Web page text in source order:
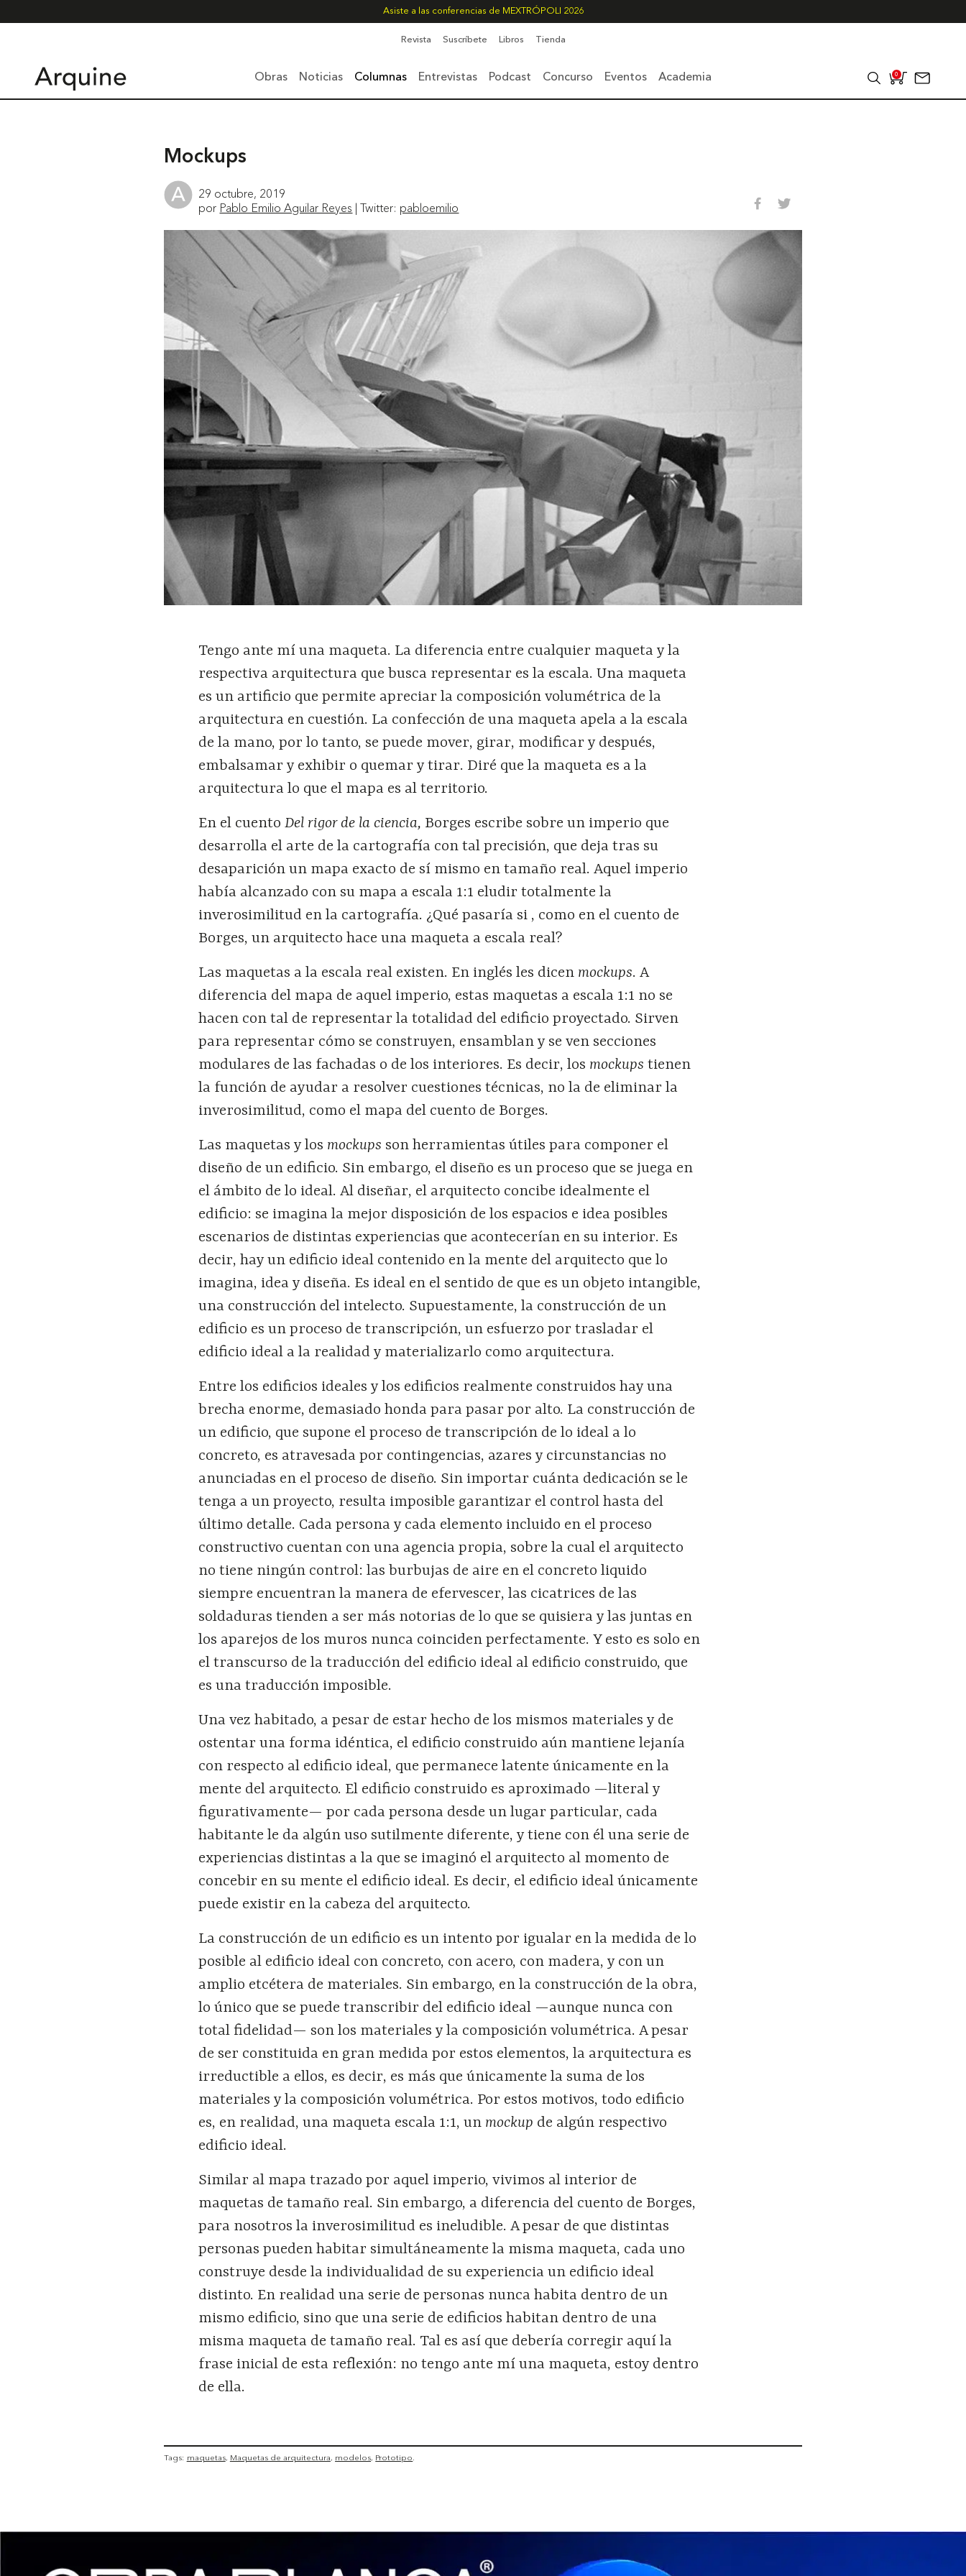
Asiste a las conferencias de MEXTRÓPOLI 2026
Revista Suscríbete Libros Tienda
Obras Noticias Columnas Entrevistas Podcast Concurso Eventos Academia 0
Mockups
29 octubre, 2019
por Pablo Emilio Aguilar Reyes | Twitter: pabloemilio
Tengo ante mí una maqueta. La diferencia entre cualquier maqueta y la
respectiva arquitectura que busca representar es la escala. Una maqueta
es un artificio que permite apreciar la composición volumétrica de la
arquitectura en cuestión. La confección de una maqueta apela a la escala
de la mano, por lo tanto, se puede mover, girar, modificar y después,
embalsamar y exhibir o quemar y tirar. Diré que la maqueta es a la
arquitectura lo que el mapa es al territorio.
En el cuentoDel rigor de la ciencia, Borges escribe sobre un imperio que
desarrolla el arte de la cartografía con tal precisión, que deja tras su
desaparición un mapa exacto de sí mismo en tamaño real. Aquel imperio
había alcanzado con su mapa a escala 1:1 eludir totalmente la
inverosimilitud en la cartografía. ¿Qué pasaría si , como en el cuento de
Borges, un arquitecto hace una maqueta a escala real?
Las maquetas a la escala real existen. En inglés les dicen mockups. A
diferencia del mapa de aquel imperio, estas maquetas a escala 1:1 no se
hacen con tal de representar la totalidad del edificio proyectado. Sirven
para representar cómo se construyen, ensamblan y se ven secciones
modulares de las fachadas o de los interiores. Es decir, los mockups tienen
la función de ayudar a resolver cuestiones técnicas, no la de eliminar la
inverosimilitud, como el mapa del cuento de Borges.
Las maquetas y los mockups son herramientas útiles para componer el
diseño de un edificio. Sin embargo, el diseño es un proceso que se juega en
el ámbito de lo ideal. Al diseñar, el arquitecto concibe idealmente el
edificio: se imagina la mejor disposición de los espacios e idea posibles
escenarios de distintas experiencias que acontecerían en su interior. Es
decir, hay un edificio ideal contenido en la mente del arquitecto que lo
imagina, idea y diseña. Es ideal en el sentido de que es un objeto intangible,
una construcción del intelecto. Supuestamente, la construcción de un
edificio es un proceso de transcripción, un esfuerzo por trasladar el
edificio ideal a la realidad y materializarlo como arquitectura.
Entre los edificios ideales y los edificios realmente construidos hay una
brecha enorme, demasiado honda para pasar por alto. La construcción de
un edificio, que supone el proceso de transcripción de lo ideal a lo
concreto, es atravesada por contingencias, azares y circunstancias no
anunciadas en el proceso de diseño. Sin importar cuánta dedicación se le
tenga a un proyecto, resulta imposible garantizar el control hasta del
último detalle. Cada persona y cada elemento incluido en el proceso
constructivo cuentan con una agencia propia, sobre la cual el arquitecto
no tiene ningún control: las burbujas de aire en el concreto liquido
siempre encuentran la manera de efervescer, las cicatrices de las
soldaduras tienden a ser más notorias de lo que se quisiera y las juntas en
los aparejos de los muros nunca coinciden perfectamente. Y esto es solo en
el transcurso de la traducción del edificio ideal al edificio construido, que
es una traducción imposible.
Una vez habitado, a pesar de estar hecho de los mismos materiales y de
ostentar una forma idéntica, el edificio construido aún mantiene lejanía
con respecto al edificio ideal, que permanece latente únicamente en la
mente del arquitecto. El edificio construido es aproximado —literal y
figurativamente— por cada persona desde un lugar particular, cada
habitante le da algún uso sutilmente diferente, y tiene con él una serie de
experiencias distintas a la que se imaginó el arquitecto al momento de
concebir en su mente el edificio ideal. Es decir, el edificio ideal únicamente
puede existir en la cabeza del arquitecto.
La construcción de un edificio es un intento por igualar en la medida de lo
posible al edificio ideal con concreto, con acero, con madera, y con un
amplio etcétera de materiales. Sin embargo, en la construcción de la obra,
lo único que se puede transcribir del edificio ideal —aunque nunca con
total fidelidad— son los materiales y la composición volumétrica. A pesar
de ser constituida en gran medida por estos elementos, la arquitectura es
irreductible a ellos, es decir, es más que únicamente la suma de los
materiales y la composición volumétrica. Por estos motivos, todo edificio
es, en realidad, una maqueta escala 1:1, un mockup de algún respectivo
edificio ideal.
Similar al mapa trazado por aquel imperio, vivimos al interior de
maquetas de tamaño real. Sin embargo, a diferencia del cuento de Borges,
para nosotros la inverosimilitud es ineludible. A pesar de que distintas
personas pueden habitar simultáneamente la misma maqueta, cada uno
construye desde la individualidad de su experiencia un edificio ideal
distinto. En realidad una serie de personas nunca habita dentro de un
mismo edificio, sino que una serie de edificios habitan dentro de una
misma maqueta de tamaño real. Tal es así que debería corregir aquí la
frase inicial de esta reflexión: no tengo ante mí una maqueta, estoy dentro
de ella.
Tags: maquetas Maquetas de arquitectura modelos Prototipo